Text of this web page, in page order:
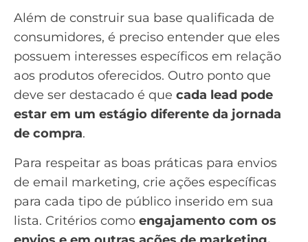
Além de construir sua base qualificada de
consumidores, é preciso entender que eles
possuem interesses específicos em relação
aos produtos oferecidos. Outro ponto que
deve ser destacado é que cada lead pode
estar em um estágio diferente da jornada
de compra.
Para respeitar as boas práticas para envios
de email marketing, crie ações específicas
para cada tipo de público inserido em sua
lista. Critérios como engajamento com os